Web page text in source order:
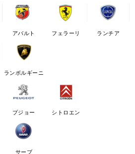
アバルト フェラーリ ランチア
ランボルギーニ
プジョー シトロエン
サーブ